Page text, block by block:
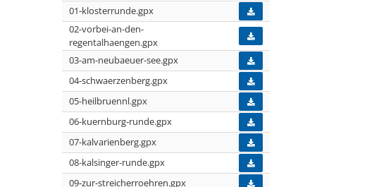
01-klosterrunde.gpx
02-vorbei-an-den-
regentalhaengen.gpx
03-am-neubaeuer-see.gpx
04-schwaerzenberg.gpx
05-heilbruennl.gpx
06-kuernburg-runde.gpx
07-kalvarienberg.gpx
08-kalsinger-runde.gpx
09-zur-streicherroehren.gpx